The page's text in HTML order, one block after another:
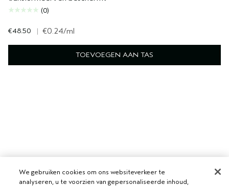
(0)
€48.50 | €0.24/ml
TOEVOEGEN AAN TAS
We gebruiken cookies om ons websiteverkeer te
analyseren, u te voorzien van gepersonaliseerde inhoud,